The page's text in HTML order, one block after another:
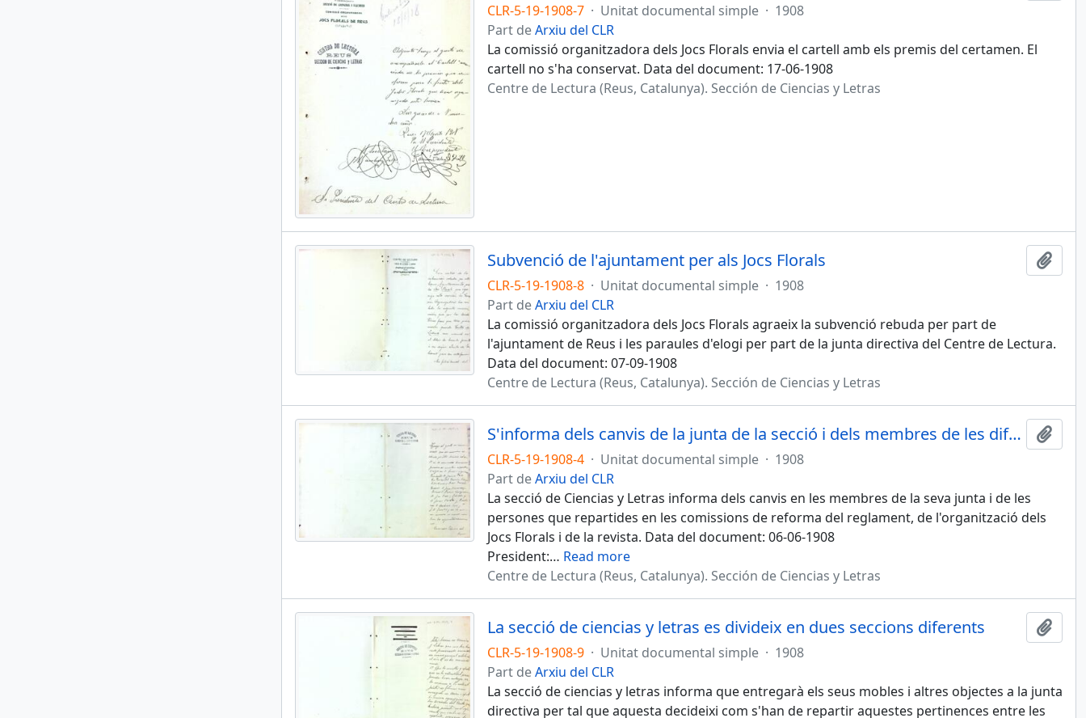
CLR-5-19-1908-7 · Unitat documental simple · 1908
Part deArxiu del CLR
La comissió organitzadora dels Jocs Florals envia el cartell amb els premis del certamen. El
cartell no s'ha conservat. Data del document: 17-06-1908
Centre de Lectura (Reus, Catalunya). Sección de Ciencias y Letras
Subvenció de l'ajuntament per als Jocs Florals
CLR-5-19-1908-8 · Unitat documental simple · 1908
Part deArxiu del CLR
La comissió organitzadora dels Jocs Florals agraeix la subvenció rebuda per part de
l'ajuntament de Reus i les paraules d'elogi per part de la junta directiva del Centre de Lectura.
Data del document: 07-09-1908
Centre de Lectura (Reus, Catalunya). Sección de Ciencias y Letras
S'informa dels canvis de la junta de la secció i dels membres de les diferents comissions
CLR-5-19-1908-4 · Unitat documental simple · 1908
Part deArxiu del CLR
La secció de Ciencias y Letras informa dels canvis en les membres de la seva junta i de les
persones que repartides en les comissions de reforma del reglament, de l'organització dels
Jocs Florals i de la revista. Data del document: 06-06-1908
President:… Read more
Centre de Lectura (Reus, Catalunya). Sección de Ciencias y Letras
La secció de ciencias y letras es divideix en dues seccions diferents
CLR-5-19-1908-9 · Unitat documental simple · 1908
Part deArxiu del CLR
La secció de ciencias y letras informa que entregarà els seus mobles i altres objectes a la junta
directiva per tal que aquesta decideixi com s'han de repartir aquestes pertinences entre les